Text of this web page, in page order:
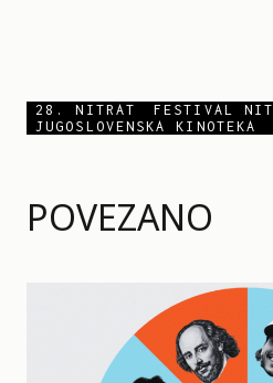
POVEZANO
28. NITRAT FESTIVAL
JUGOSLOVENSKA KINOTEKA